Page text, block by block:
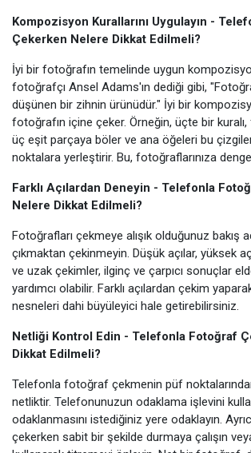
Kompozisyon Kurallarını Uygulayın -
Çekerken Nelere Dikkat Edilmeli?
İyi bir fotoğrafın temelinde uygun
fotoğrafçı Ansel Adams'ın dediği gibi,
düşünen bir zihnin ürünüdür." İyi bir
fotoğrafın içine çeker. Örneğin, üçte bir
üç eşit parçaya böler ve ana öğeleri bu
noktalara yerleştirir. Bu, fotoğraflarınıza
Farklı Açılardan Deneyin - Telefonla
Nelere Dikkat Edilmeli?
Fotoğrafları çekmeye alışık olduğunuz bakış
çıkmaktan çekinmeyin. Düşük açılar, yüksek
ve uzak çekimler, ilginç ve çarpıcı sonuçlar
yardımcı olabilir. Farklı açılardan çekim
nesneleri dahi büyüleyici hale getirebilirsiniz.
Netliği Kontrol Edin - Telefonla Fotoğraf
Dikkat Edilmeli?
Telefonla fotoğraf çekmenin püf
netliktir. Telefonunuzun odaklama işlevini
odaklanmasını istediğiniz yere odaklayın.
çekerken sabit bir şekilde durmaya çalışın